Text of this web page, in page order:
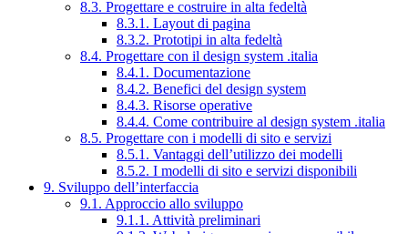
8.3. Progettare e costruire in alta fedeltà
8.3.1. Layout di pagina
8.3.2. Prototipi in alta fedeltà
8.4. Progettare con il design system .italia
8.4.1. Documentazione
8.4.2. Benefici del design system
8.4.3. Risorse operative
8.4.4. Come contribuire al design system .italia
8.5. Progettare con i modelli di sito e servizi
8.5.1. Vantaggi dell’utilizzo dei modelli
8.5.2. I modelli di sito e servizi disponibili
9. Sviluppo dell’interfaccia
9.1. Approccio allo sviluppo
9.1.1. Attività preliminari